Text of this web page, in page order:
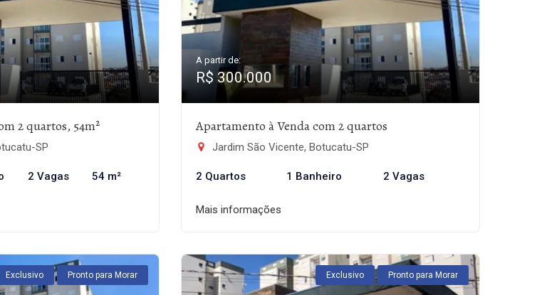
2 quartos, 54m²
SP
2 Vagas 54 m²
A partir de:
R$ 300.000
Apartamento à Venda com 2 quartos
Jardim São Vicente, Botucatu-SP
2 Quartos 1 Banheiro 2 Vagas
Mais informações
Exclusivo Pronto para Morar Exclusivo Pronto para Morar